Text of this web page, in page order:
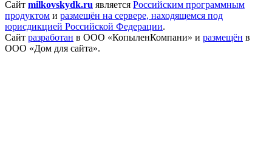
Сайт milkovskydk.ru является Российским программным
продуктом и размещён на сервере, находящемся под
юрисдикцией Российской Федерации.
Сайт разработан в ООО «КопыленКомпани» и размещён в
ООО «Дом для сайта».